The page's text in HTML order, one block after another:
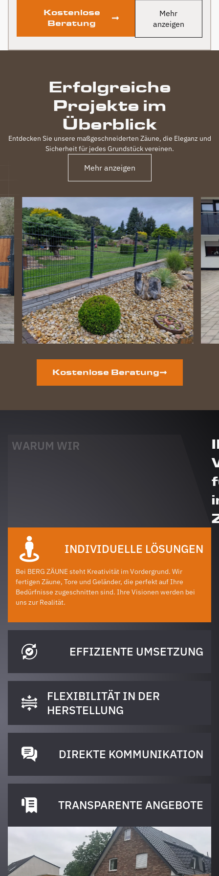
Kostenlose
Beratung
Mehr
anzeigen
Erfolgreiche
Projekte im
Überblick
Entdecken Sie unsere maßgeschneiderten Zäune, die Eleganz und
Sicherheit für jedes Grundstück vereinen.
Mehr anzeigen
Kostenlose Beratung
WARUM WIR
INDIVIDUELLE LÖSUNGEN
Bei BERG ZÄUNE steht Kreativität im Vordergrund. Wir
fertigen Zäune, Tore und Geländer, die perfekt auf Ihre
Bedürfnisse zugeschnitten sind. Ihre Visionen werden bei
uns zur Realität.
EFFIZIENTE UMSETZUNG
FLEXIBILITÄT IN DER
HERSTELLUNG
DIREKTE KOMMUNIKATION
TRANSPARENTE ANGEBOTE